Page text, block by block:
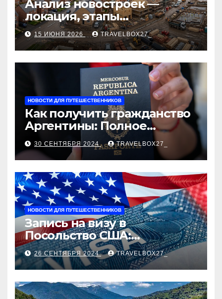
Анализ новостроек —
локация, этапы
строительства, проверка
застройщика, сценарии
оформления сделки и
рыночные ориентиры
15 ИЮНЯ 2026 TRAVELBOX27_
НОВОСТИ ДЛЯ ПУТЕШЕСТВЕННИКОВ
Как получить гражданство
Аргентины: Полное
руководство
30 СЕНТЯБРЯ 2024 TRAVELBOX27_
НОВОСТИ ДЛЯ ПУТЕШЕСТВЕННИКОВ
Запись на визу в
Посольство США:
Пошаговое руководство
26 СЕНТЯБРЯ 2024 TRAVELBOX27_